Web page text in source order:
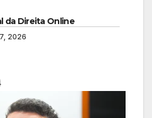
da Direita Online
2026